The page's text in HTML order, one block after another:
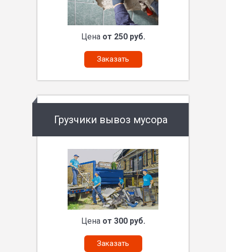
Цена от 250 руб.
Заказать
Грузчики вывоз мусора
Цена от 300 руб.
Заказать